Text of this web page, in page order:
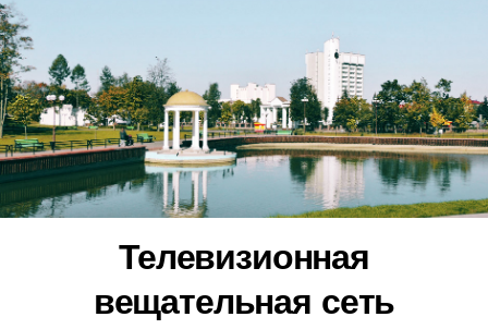
Перейти
к
содержанию
Телевизионная
вещательная сеть